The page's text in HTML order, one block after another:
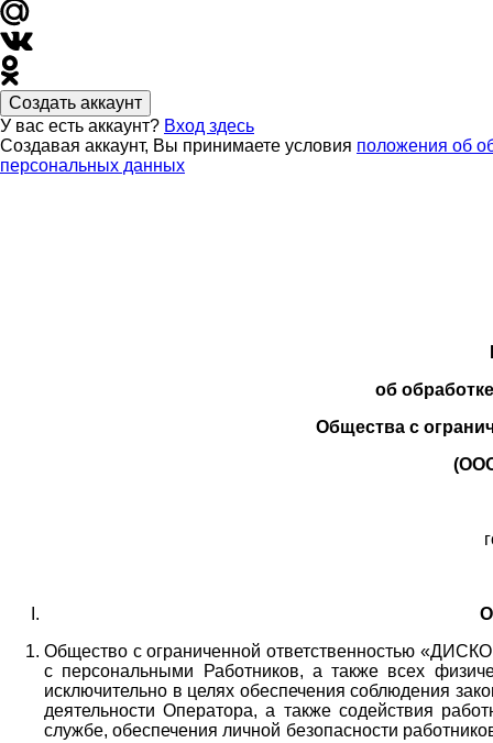
Создать аккаунт
У вас есть аккаунт? Вход здесь
Создавая аккаунт, Вы принимаете условия положения об
персональных данных
об
Общества с
Общество с ограниченной ответственностью
с персональными Работников, а также всех
исключительно в целях обеспечения соблюдения
деятельности Оператора,а также содействия
службе, обеспечения личной безопасности